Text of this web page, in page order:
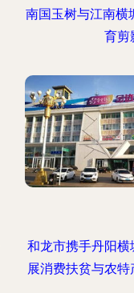
南国玉树与江南横
育剪
和龙市携手丹阳
展消费扶贫与农